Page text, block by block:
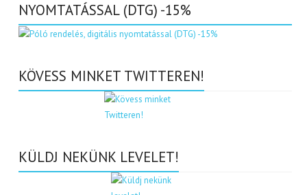
NYOMTATÁSSAL (DTG) -15%
KÖVESS MINKET TWITTEREN!
KÜLDJ NEKÜNK LEVELET!